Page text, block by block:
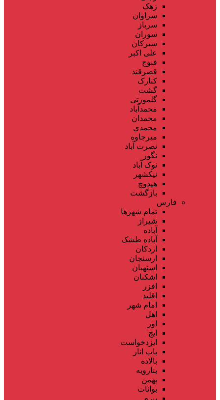
زهک
سراوان
سرباز
سوران
سیرکان
علی اکبر
فنوج
قصرقند
کنارک
گشت
گلمورتی
محمدآباد
محمدان
محمدی
میرجاوه
نصرت آباد
نگور
نوک آباد
نیکشهر
هیدوچ
بازگشت
فارس
تمام شهر‌ها
شیراز
آباده
آباده طشک
اردکان
ارسنجان
استهبان
اشکنان
افزر
اقلید
امام شهر
اهل
اوز
ایج
ایزدخواست
باب انار
بالاده
بنارویه
بهمن
بوانات
بیرم